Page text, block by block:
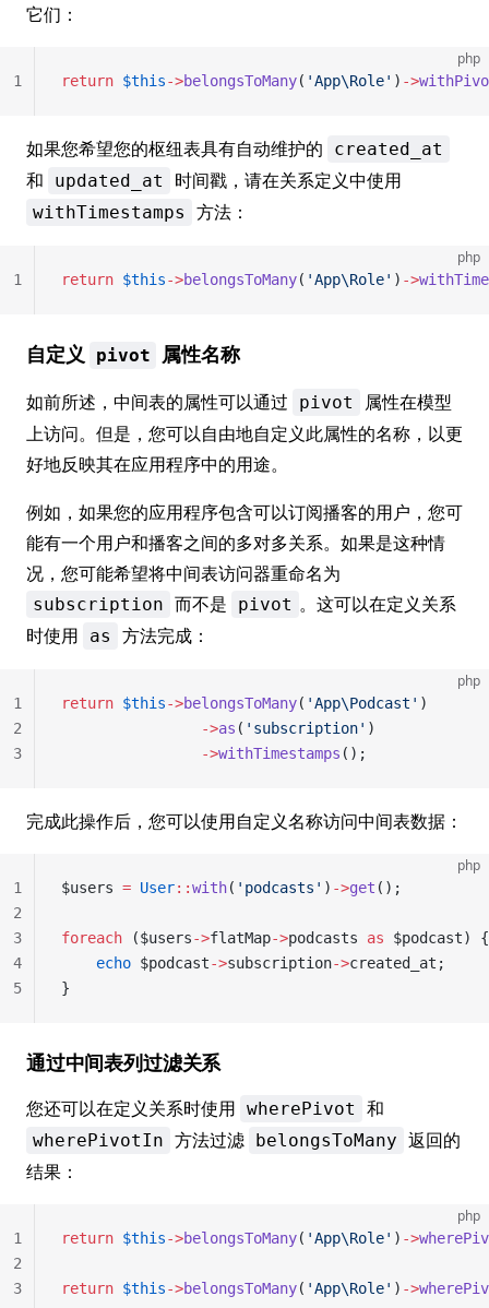
它们：
php
return $this->belongsToMany( 'App\Role' ) ->
1
如果您希望您的枢纽表具有自动维护的 created_at
和 updated_at 时间戳，请在关系定义中使用
withTimestamps 方法：
php
return $this->belongsToMany( 'App\Role' ) ->
1
自定义 pivot 属性名称
如前所述，中间表的属性可以通过 pivot
属性在模型
上访问。但是，您可以自由地自定义此属性的名称，以更
好地反映其在应用程序中的用途。
例如，如果您的应用程序包含可以订阅播客的用户，您可
能有一个用户和播客之间的多对多关系。如果是这种情
况，您可能希望将中间表访问器重命名为
subscription 而不是 pivot 。这可以在定义关系
时使用
as 方法完成：
php
return $this->belongsToMany( 'App\Podcast' )
                ->
as ( 'subscription' )
                ->
withTimestamps ();
1
2
3
完成此操作后，您可以使用自定义名称访问中间表数据：
php
$users = User::with( 'podcasts' ) ->get ();
foreach ($users->flatMap->podcasts as $podcast) {
    echo
$podcast->subscription->created_at;
}
1
2
3
4
5
通过中间表列过滤关系
您还可以在定义关系时使用 wherePivot 和
wherePivotIn 方法过滤 belongsToMany 返回的
结果：
php
return $this->belongsToMany( 'App\Role' ) ->
return $this->belongsToMany( 'App\Role' ) ->
1
2
3